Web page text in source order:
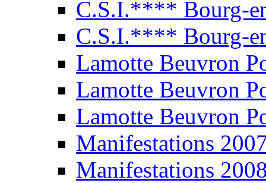
C.S.I.**** Bourg-
C.S.I.**** Bourg-
Lamotte Beuvron
Lamotte Beuvron
Lamotte Beuvron
Manifestations
Manifestations